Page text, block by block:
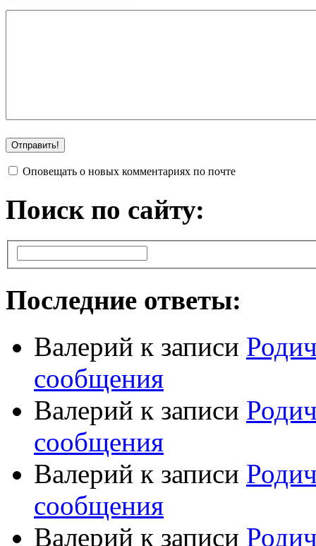
Оповещать о новых комментариях по почте
Поиск по сайту:
Последние ответы:
Валерий к записи
сообщения
Валерий к записи
сообщения
Валерий к записи
сообщения
Валерий к записи